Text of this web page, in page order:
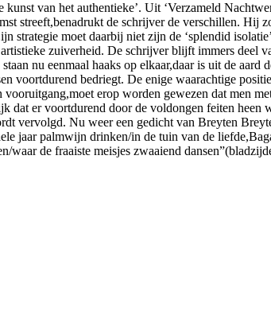
kunst van het authentieke’. Uit ‘Verzameld
streeft,benadrukt de schrijver de verschillen.
strategie moet daarbij niet zijn de ‘splendid
zuiverheid. De schrijver blijft immers deel
nu eenmaal haaks op elkaar,daar is uit de
voortdurend bedriegt. De enige waarachtige
erop worden gewezen dat men
dat er voortdurend door de voldongen feiten
vervolgd. Nu weer een gedicht van Breyten
jaar palmwijn drinken/in de tuin van de
waar de fraaiste meisjes zwaaiend